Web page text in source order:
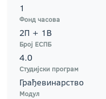
1
Фонд часова
2П + 1В
Број ЕСПБ
4.0
Студијски програм
Грађевинарство
Модул